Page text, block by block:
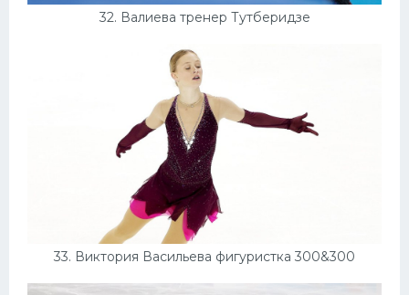
32. Валиева тренер Тутберидзе
33. Виктория Васильева фигуристка 300&300